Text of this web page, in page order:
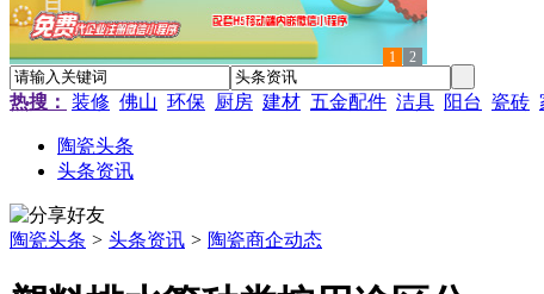
1 2
热搜： 装修 佛山 环保 厨房 建材 五金配件 洁具 阳台 瓷砖
陶瓷头条
头条资讯
陶瓷头条 > 头条资讯 > 陶瓷商企动态